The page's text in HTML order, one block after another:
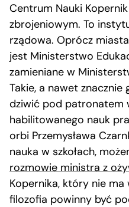
Centrum Nauki
zbrojeniowym. To
rządowa. Oprócz
jest Ministerstwo
zamieniane w
Takie, a nawet
dziwić pod patronatem
habilitowanego nauk
orbi Przemysława
nauka w szkołach,
rozmowie ministra z
Kopernika, który nie ma
filozofia powinny być